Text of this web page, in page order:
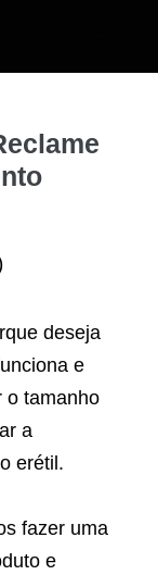
menu
deseja
e
o tamanho
a
erétil.
fazer uma
e